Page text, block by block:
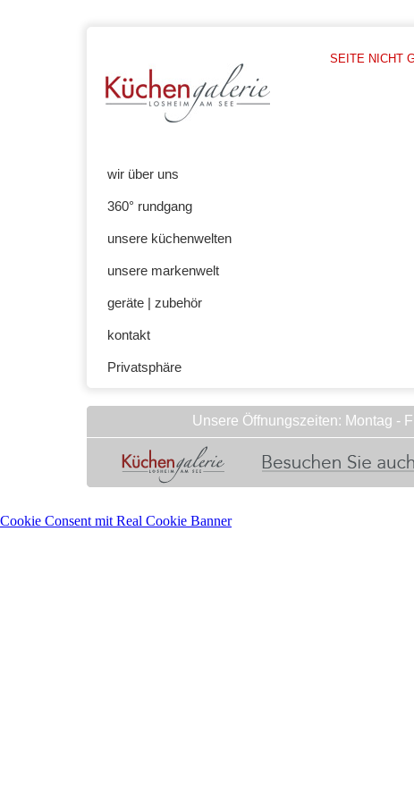
wir über uns
360° rundgang
unsere küchenwelten
unsere markenwelt
geräte | zubehör
kontakt
Privatsphäre
SEITE NICHT
Unsere Öffnungszeiten: Montag -
Cookie Consent mit Real Cookie Banner